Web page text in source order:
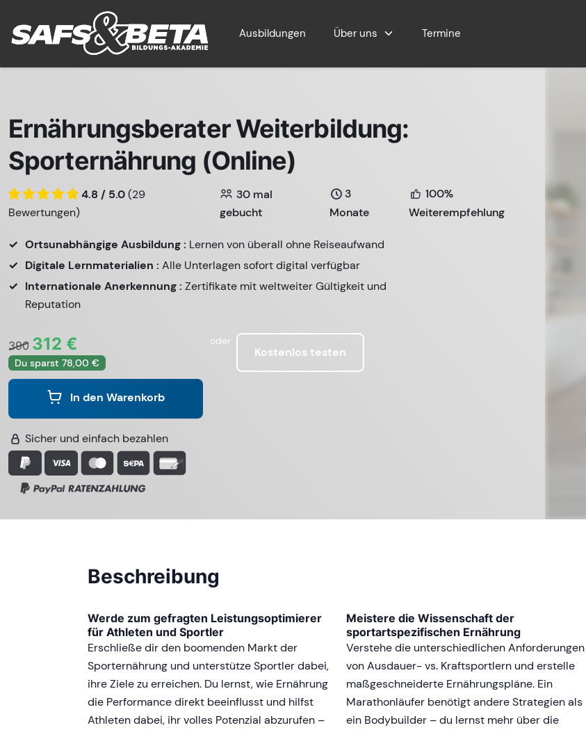
Ausbildungen Über uns Termine
Ernährungsberater Weiterbildung:
Sporternährung (Online)
4.8 / 5.0(29
Bewertungen)
30 mal
gebucht
3
Monate
100%
Weiterempfehlung
Ortsunabhängige Ausbildung : Lernen von überall ohne Reiseaufwand
Digitale Lernmaterialien : Alle Unterlagen sofort digital verfügbar
Internationale Anerkennung : Zertifikate mit weltweiter Gültigkeit und
Reputation
390 312 €
Du sparst 78,00 €
In den Warenkorb
oder
Kostenlos testen
Sicher und einfach bezahlen
Beschreibung
Werde zum gefragten Leistungsoptimierer
für Athleten und Sportler
Erschließe dir den boomenden Markt der
Sporternährung und unterstütze Sportler dabei,
ihre Ziele zu erreichen. Du lernst, wie Ernährung
die Performance direkt beeinflusst und hilfst
Athleten dabei, ihr volles Potenzial abzurufen –
Meistere die Wissenschaft der
sportartspezifischen Ernährung
Verstehe die unterschiedlichen Anforderungen
von Ausdauer- vs. Kraftsportlern und erstelle
maßgeschneiderte Ernährungspläne. Ein
Marathonläufer benötigt andere Strategien als
ein Bodybuilder – du lernst mehr über die